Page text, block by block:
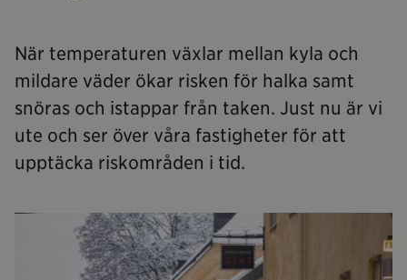
När temperaturen växlar mellan kyla och
mildare väder ökar risken för halka samt
snöras och istappar från taken. Just nu är vi
ute och ser över våra fastigheter för att
upptäcka riskområden i tid.